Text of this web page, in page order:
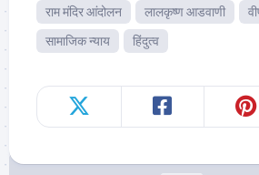
राम मंदिर आंदोलन लालकृष्ण आडवाणी
सामाजिक न्याय
हिंदुत्व